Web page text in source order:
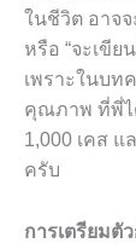
ในชีวิต อาจจ
หรือ “จะเขีย
เพราะในบท
คุณภาพ ที่พี่ไ
1,000 เคส
ครับ
การเตรียมตั